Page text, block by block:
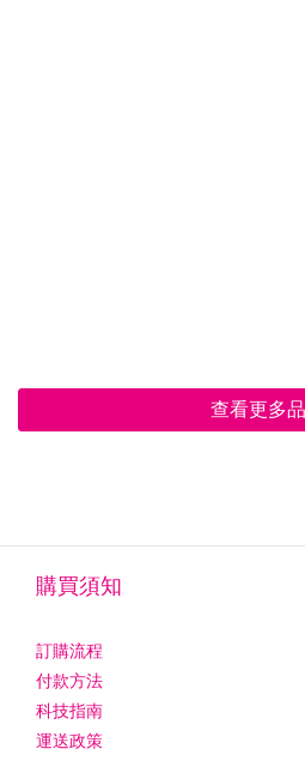
查看更多
購買須知
訂購流程
付款方法
科技指南
運送政策